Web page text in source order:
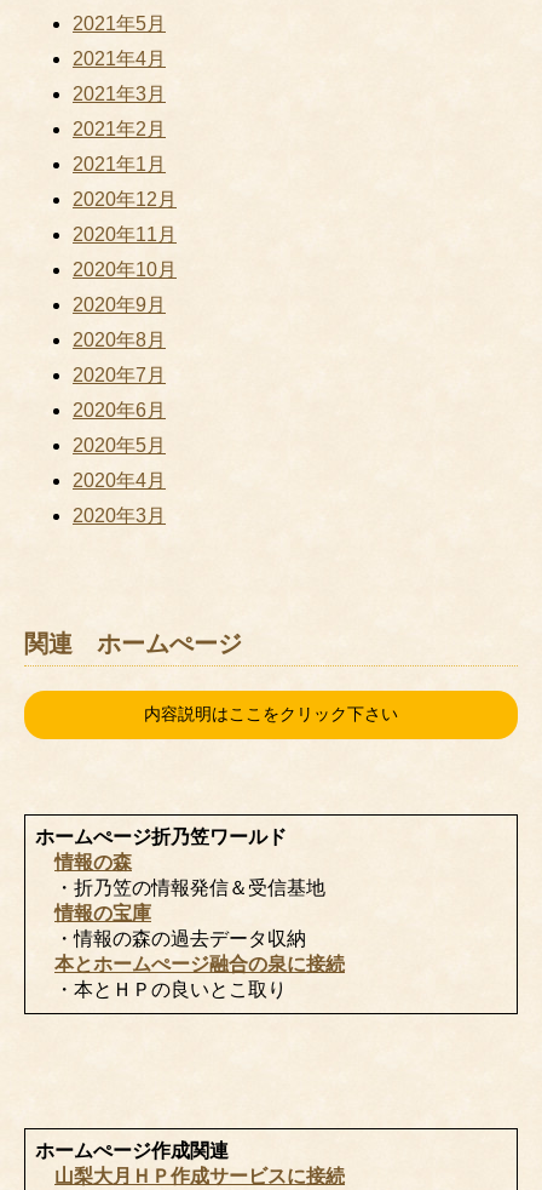
2021年5月
2021年4月
2021年3月
2021年2月
2021年1月
2020年12月
2020年11月
2020年10月
2020年9月
2020年8月
2020年7月
2020年6月
2020年5月
2020年4月
2020年3月
関連 ホームぺージ
内容説明はここをクリック下さい
ホームぺージ折乃笠ワールド
情報の森
・折乃笠の情報発信＆受信基地
情報の宝庫
・情報の森の過去データ収納
本とホームぺージ融合の泉に接続
・本とＨＰの良いとこ取り
ホームぺージ作成関連
山梨大月ＨＰ作成サービスに接続